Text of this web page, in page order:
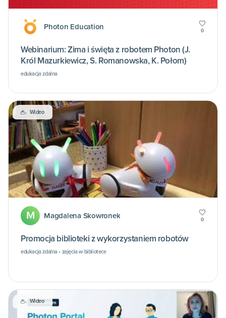
Photon Education 0
Webinarium: Zima i święta z robotem Photon (J.
Król Mazurkiewicz, S. Romanowska, K. Połom)
edukacja zdalna
Wideo
M Magdalena Skowronek 0
Promocja biblioteki z wykorzystaniem robotów
edukacja zdalna • zajęcia w bibliotece
Wideo